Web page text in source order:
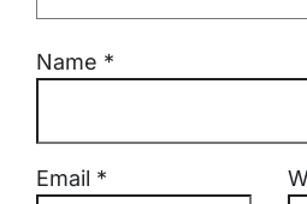
Name *
Email *